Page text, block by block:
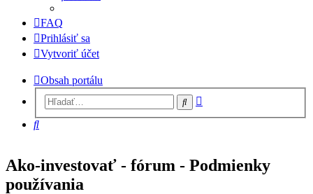
FAQ
Prihlásiť sa
Vytvoriť účet
Obsah portálu
Hľadať
Hľadať
Ako-investovať - fórum - Podmienky
používania